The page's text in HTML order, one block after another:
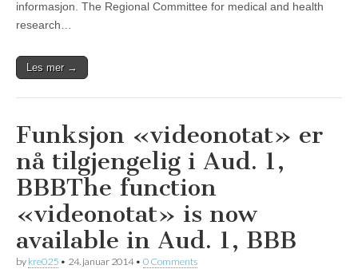
informasjon. The Regional Committee for medical and health
research…
Les mer →
Funksjon «videonotat» er
nå tilgjengelig i Aud. 1,
BBBThe function
«videonotat» is now
available in Aud. 1, BBB
by kre025 • 24. januar 2014• 0 Comments